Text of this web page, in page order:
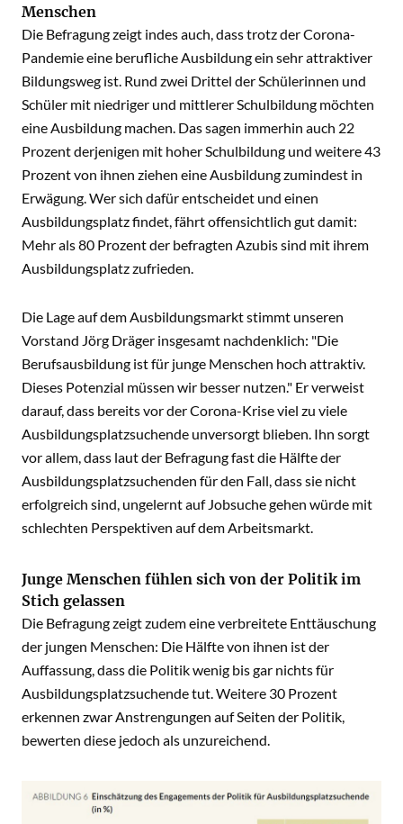
Menschen
Die Befragung zeigt indes auch, dass trotz der Corona-
Pandemie eine berufliche Ausbildung ein sehr attraktiver
Bildungsweg ist. Rund zwei Drittel der Schülerinnen und
Schüler mit niedriger und mittlerer Schulbildung möchten
eine Ausbildung machen. Das sagen immerhin auch 22
Prozent derjenigen mit hoher Schulbildung und weitere 43
Prozent von ihnen ziehen eine Ausbildung zumindest in
Erwägung. Wer sich dafür entscheidet und einen
Ausbildungsplatz findet, fährt offensichtlich gut damit:
Mehr als 80 Prozent der befragten Azubis sind mit ihrem
Ausbildungsplatz zufrieden.
Die Lage auf dem Ausbildungsmarkt stimmt unseren
Vorstand Jörg Dräger insgesamt nachdenklich: "Die
Berufsausbildung ist für junge Menschen hoch attraktiv.
Dieses Potenzial müssen wir besser nutzen." Er verweist
darauf, dass bereits vor der Corona-Krise viel zu viele
Ausbildungsplatzsuchende unversorgt blieben. Ihn sorgt
vor allem, dass laut der Befragung fast die Hälfte der
Ausbildungsplatzsuchenden für den Fall, dass sie nicht
erfolgreich sind, ungelernt auf Jobsuche gehen würde mit
schlechten Perspektiven auf dem Arbeitsmarkt.
Junge Menschen fühlen sich von der Politik im
Stich gelassen
Die Befragung zeigt zudem eine verbreitete Enttäuschung
der jungen Menschen: Die Hälfte von ihnen ist der
Auffassung, dass die Politik wenig bis gar nichts für
Ausbildungsplatzsuchende tut. Weitere 30 Prozent
erkennen zwar Anstrengungen auf Seiten der Politik,
bewerten diese jedoch als unzureichend.